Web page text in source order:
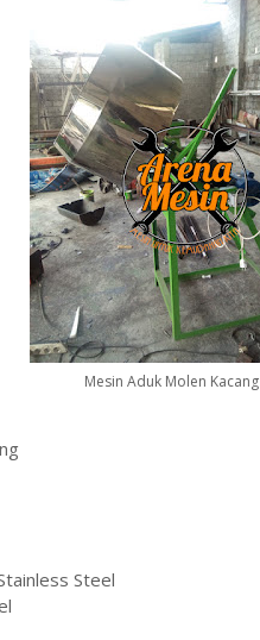
Mesin Aduk Molen Kacang
Steel